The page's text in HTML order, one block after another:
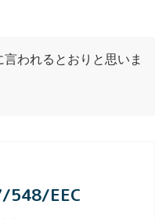
われるとおりと思いま
EEC